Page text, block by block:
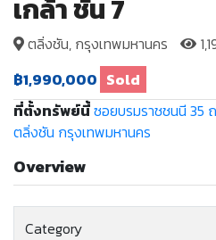
เกล้า ชั้น 7
ตลิ่งชัน, กรุงเทพมหานคร
฿1,990,000 Sold
ที่ตั้งทรัพย์นี้ซอยบรมราชชนนี 35
ตลิ่งชัน กรุงเทพมหานคร
Overview
Category